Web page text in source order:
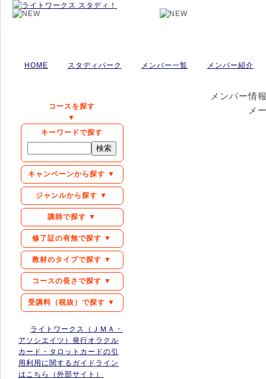
HOME スタディパーク メンバー一覧 メンバー紹介
コースを探す
▼
キーワードで探す
キャンペーンから探す ▼
ジャンルから探す ▼
講師で探す ▼
修了証の有無で探す ▼
教材のタイプで探す ▼
コースの長さで探す ▼
受講料（税抜）で探す ▼
ライトワークス（ＪＭＡ・
アソシエイツ）発行オラクル
カード・タロットカードの引
用利用に関するガイドライン
はこちら（外部サイト）
メンバー情
メ